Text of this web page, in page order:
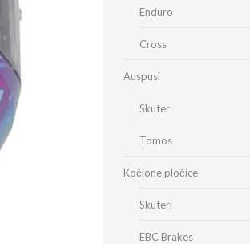
Enduro
Cross
Auspusi
Skuter
Tomos
Kočione pločice
Skuteri
EBC Brakes